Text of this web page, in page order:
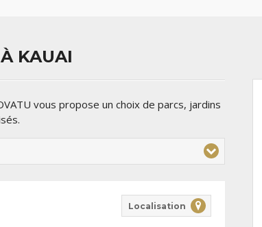
KAUAI
vous propose un choix de parcs, jardins
Localisation